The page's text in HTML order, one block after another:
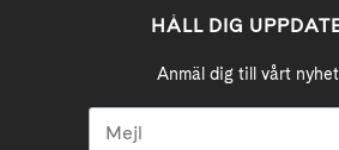
HÅLL DIG
Anmäl dig till vårt